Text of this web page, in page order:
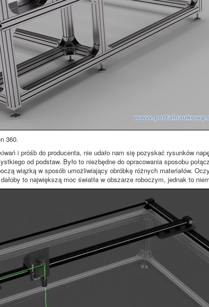
360.
i próśb do producenta, nie udało nam się pozyskać rysunków
od podstaw. Było to niezbędne do opracowania sposobu
wiązką w sposób umożliwiający obróbkę różnych materiałów.
to największą moc światła w obszarze roboczym, jednak to